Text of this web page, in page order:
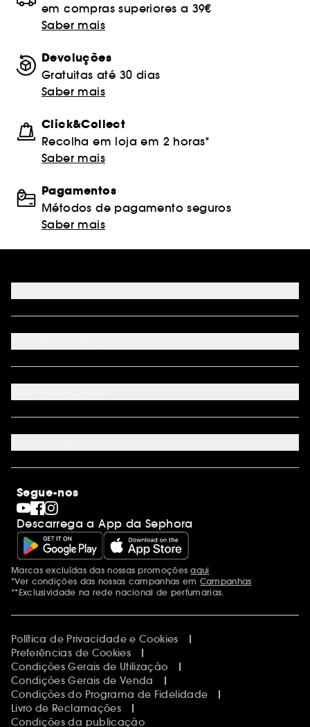
em compras superiores a 39€
Saber mais
Devoluções
Gratuitas até 30 dias
Saber mais
Click&Collect
Recolha em loja em 2 horas*
Saber mais
Pagamentos
Métodos de pagamento seguros
Saber mais
FAQ
Métodos de pagamento
Cartão oferta físico
Cartão oferta empresas
Site Map
Seguir encomenda
Programa de Fidelidade
Juntar Sephora
Sephora Prize 2026
Internacional
Descobrir a Sephora
Código promocional Sephora
Saldos
Dia dos Namorados
Dia do Pai
Dia da Mãe
Calendários do Advento
Singles' Day
Black Friday
Cyber Monday
Blue Monday
Segue-nos
Descarrega a App da Sephora
Menções adicionais
Marcas excluídas das nossas promoçõesaqui
*Ver condições das nossas campanhas em Campanhas
**Exclusividade na rede nacional de perfumarias.
Política de Privacidade e Cookies
Preferências de Cookies
Condições Gerais de Utilização
Condições Gerais de Venda
Condições do Programa de Fidelidade
Livro de Reclamações
Condições da publicação